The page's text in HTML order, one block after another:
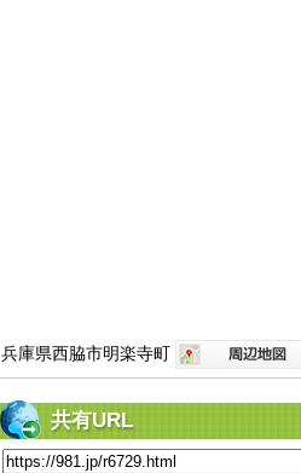
兵庫県西脇市明楽寺町
共有URL